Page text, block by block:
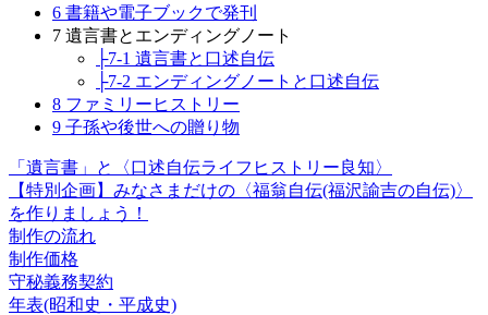
6 書籍や電子ブックで発刊
7 遺言書とエンディングノート
├7-1 遺言書と口述自伝
├7-2 エンディングノートと口述自伝
8 ファミリーヒストリー
9 子孫や後世への贈り物
「遺言書」と〈口述自伝ライフヒストリー良知〉
【特別企画】みなさまだけの〈福翁自伝(福沢諭吉の自伝)〉
を作りましょう！
制作の流れ
制作価格
守秘義務契約
年表(昭和史・平成史)